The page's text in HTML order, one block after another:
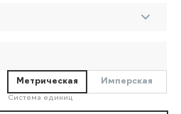
Метрическая Имперская
Система единиц